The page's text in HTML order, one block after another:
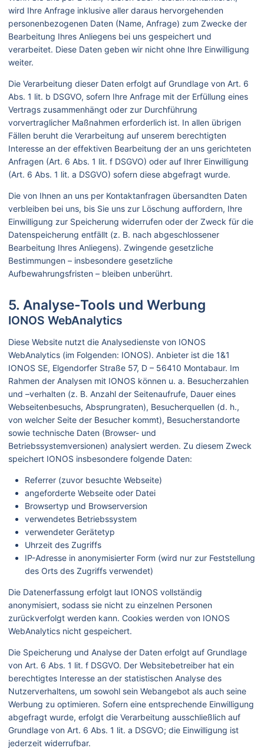
wird Ihre Anfrage inklusive aller daraus hervorgehenden
personenbezogenen Daten (Name, Anfrage) zum Zwecke der
Bearbeitung Ihres Anliegens bei uns gespeichert und
verarbeitet. Diese Daten geben wir nicht ohne Ihre Einwilligung
weiter.
Die Verarbeitung dieser Daten erfolgt auf Grundlage von Art. 6
Abs. 1 lit. b DSGVO, sofern Ihre Anfrage mit der Erfüllung eines
Vertrags zusammenhängt oder zur Durchführung
vorvertraglicher Maßnahmen erforderlich ist. In allen übrigen
Fällen beruht die Verarbeitung auf unserem berechtigten
Interesse an der effektiven Bearbeitung der an uns gerichteten
Anfragen (Art. 6 Abs. 1 lit. f DSGVO) oder auf Ihrer Einwilligung
(Art. 6 Abs. 1 lit. a DSGVO) sofern diese abgefragt wurde.
Die von Ihnen an uns per Kontaktanfragen übersandten Daten
verbleiben bei uns, bis Sie uns zur Löschung auffordern, Ihre
Einwilligung zur Speicherung widerrufen oder der Zweck für die
Datenspeicherung entfällt (z. B. nach abgeschlossener
Bearbeitung Ihres Anliegens). Zwingende gesetzliche
Bestimmungen – insbesondere gesetzliche
Aufbewahrungsfristen – bleiben unberührt.
5. Analyse-Tools und Werbung
IONOS WebAnalytics
Diese Website nutzt die Analysedienste von IONOS
WebAnalytics (im Folgenden: IONOS). Anbieter ist die 1&1
IONOS SE, Elgendorfer Straße 57, D – 56410 Montabaur. Im
Rahmen der Analysen mit IONOS können u. a. Besucherzahlen
und –verhalten (z. B. Anzahl der Seitenaufrufe, Dauer eines
Webseitenbesuchs, Absprungraten), Besucherquellen (d. h.,
von welcher Seite der Besucher kommt), Besucherstandorte
sowie technische Daten (Browser- und
Betriebssystemversionen) analysiert werden. Zu diesem Zweck
speichert IONOS insbesondere folgende Daten:
Referrer (zuvor besuchte Webseite)
angeforderte Webseite oder Datei
Browsertyp und Browserversion
verwendetes Betriebssystem
verwendeter Gerätetyp
Uhrzeit des Zugriffs
IP-Adresse in anonymisierter Form (wird nur zur Feststellung
des Orts des Zugriffs verwendet)
Die Datenerfassung erfolgt laut IONOS vollständig
anonymisiert, sodass sie nicht zu einzelnen Personen
zurückverfolgt werden kann. Cookies werden von IONOS
WebAnalytics nicht gespeichert.
Die Speicherung und Analyse der Daten erfolgt auf Grundlage
von Art. 6 Abs. 1 lit. f DSGVO. Der Websitebetreiber hat ein
berechtigtes Interesse an der statistischen Analyse des
Nutzerverhaltens, um sowohl sein Webangebot als auch seine
Werbung zu optimieren. Sofern eine entsprechende Einwilligung
abgefragt wurde, erfolgt die Verarbeitung ausschließlich auf
Grundlage von Art. 6 Abs. 1 lit. a DSGVO; die Einwilligung ist
jederzeit widerrufbar.